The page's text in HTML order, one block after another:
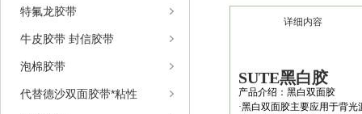
特氟龙胶带
牛皮胶带 封信胶带
泡棉胶带
代替德沙双面胶带*粘性
详细内容
SUTE黑白胶
产品介绍：黑白双面胶
·黑白双面胶主要应用于背